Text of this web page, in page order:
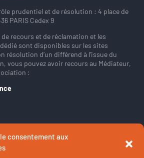
consentement aux
prudentiel et de résolution : 4 place de
PARIS Cedex 9
recours et de réclamation et les
sont disponibles sur les sites
résolution d’un différend à l’issue du
vous pouvez avoir recours au Médiateur,
: